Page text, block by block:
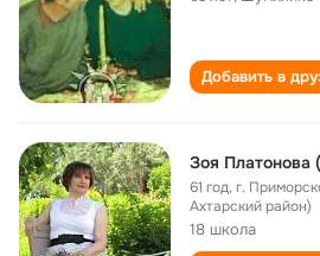
Добавить в
Зоя Платонова
61 год,г.
Ахтарский район)
18 школа